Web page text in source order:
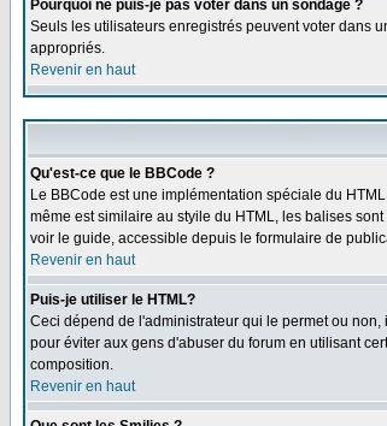
Pourquoi ne puis-je pas voter dans un sondage ?
Seuls les utilisateurs enregistrés peuvent voter dans
appropriés.
Revenir en haut
Qu'est-ce que le BBCode ?
Le BBCode est une implémentation spéciale du
même est similaire au styile du HTML, les balises
voir le guide, accessible depuis le formulaire de
Revenir en haut
Puis-je utiliser le HTML?
Ceci dépend de l'administrateur qui le permet ou
pour éviter aux gens d'abuser du forum en utilisant
composition.
Revenir en haut